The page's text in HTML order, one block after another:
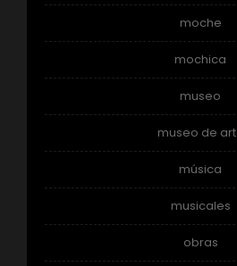
moche
mochica
museo
museo de
música
musicales
obras